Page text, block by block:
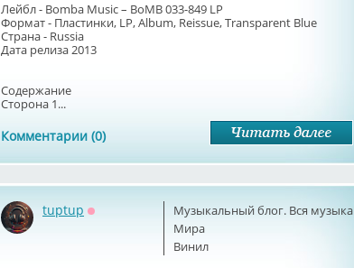
Лейбл - Bomba Music – BoMB 033-849 LP
Формат - Пластинки, LP, Album, Reissue, Transparent Blue
Страна - Russia
Дата релиза 2013
Содержание
Сторона 1...
Комментарии (0)
Музыкальный блог. Вся музыка
Мира
Винил
tuptup